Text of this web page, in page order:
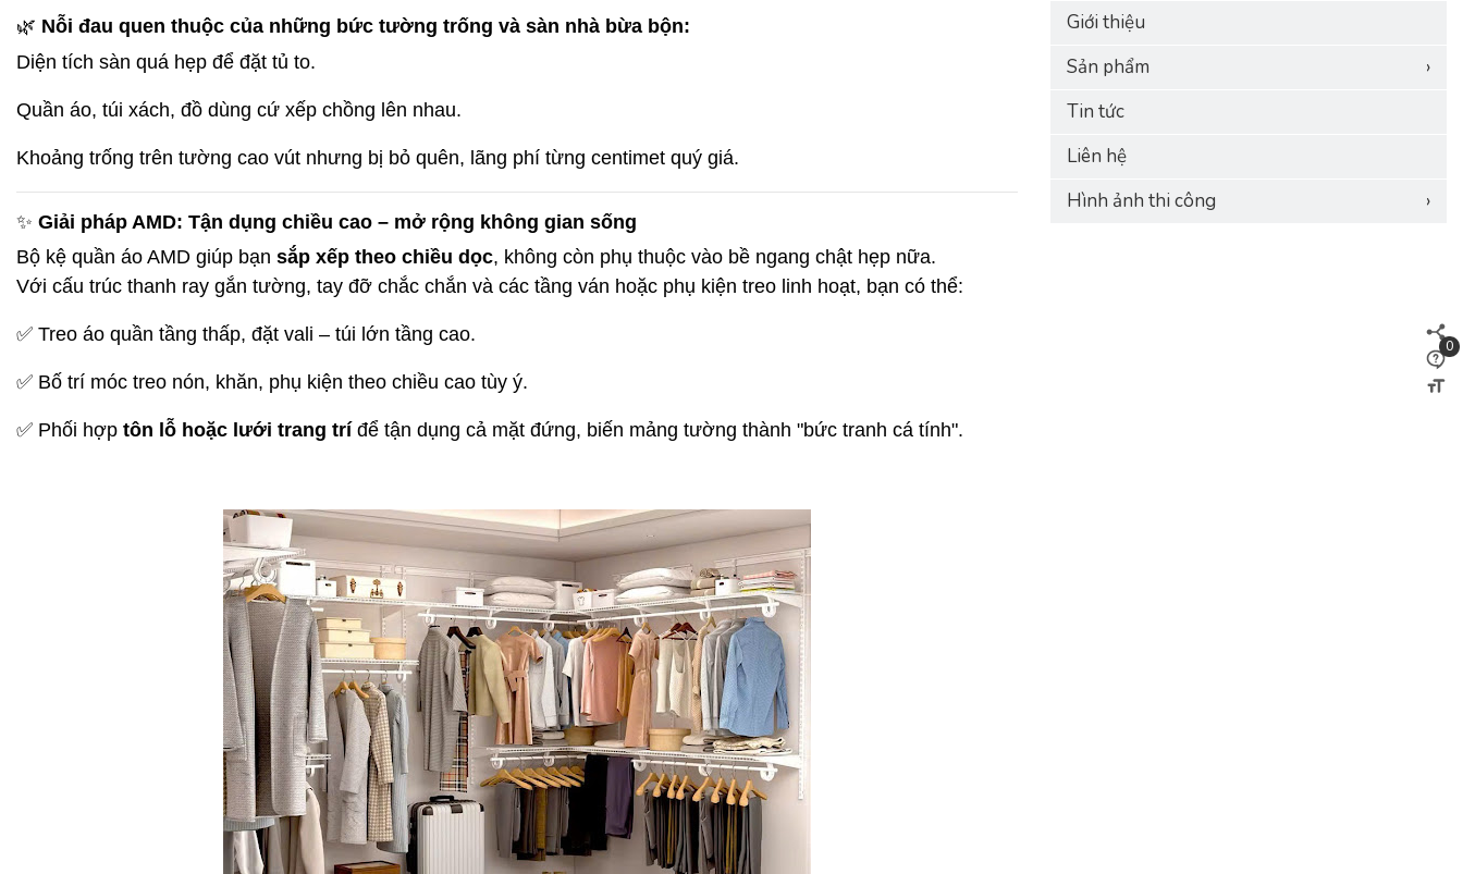
0
🌿 Nỗi đau quen thuộc của những bức tường trống và sàn nhà bừa bộn:
Diện tích sàn quá hẹp để đặt tủ to.
Quần áo, túi xách, đồ dùng cứ xếp chồng lên nhau.
Khoảng trống trên tường cao vút nhưng bị bỏ quên, lãng phí từng centimet quý giá.
✨ Giải pháp AMD: Tận dụng chiều cao – mở rộng không gian sống
Bộ kệ quần áo AMD giúp bạn sắp xếp theo chiều dọc, không còn phụ thuộc vào bề ngang chật hẹp nữa.
Với cấu trúc thanh ray gắn tường, tay đỡ chắc chắn và các tầng ván hoặc phụ kiện treo linh hoạt, bạn có thể:
✅ Treo áo quần tầng thấp, đặt vali – túi lớn tầng cao.
✅ Bố trí móc treo nón, khăn, phụ kiện theo chiều cao tùy ý.
✅ Phối hợp tôn lỗ hoặc lưới trang trí để tận dụng cả mặt đứng, biến mảng tường thành "bức tranh cá tính".
Giới thiệu
Sản phẩm
›
Tin tức
Liên hệ
Hình ảnh thi công
›